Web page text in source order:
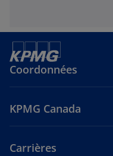
Coordonnées
KPMG Canada
Carrières